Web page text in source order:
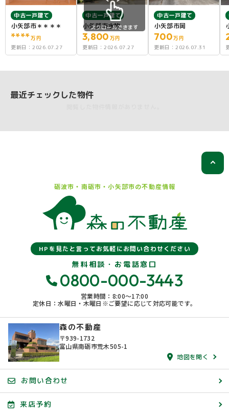
中古一戸建て
小矢部市＊＊＊＊
****万円
更新日： 2026.07.27
中古一戸建て
小矢部市水牧
3,800 万円
更新日： 2026.07.27
中古一戸建て
小矢部市岡
700万円
更新日： 2026.07.31
スクロールできます
最近チェックした物件
砺波市・南砺市・小矢部市の不動産情報
HPを見たと言ってお気軽にお問い合わせください
無料相談・お電話窓口
0800-000-3443
営業時間：8:00〜17:00
定休日：水曜日・木曜日※ご要望に応じて対応可能です。
森の不動産
〒939-1732
富山県南砺市荒木505-1
地図を開く
お問い合わせ
来店予約